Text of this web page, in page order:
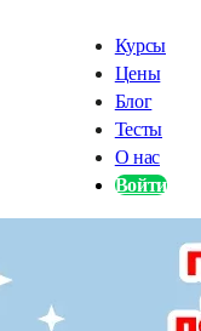
Курсы
Цены
Блог
Тесты
О нас
Войти